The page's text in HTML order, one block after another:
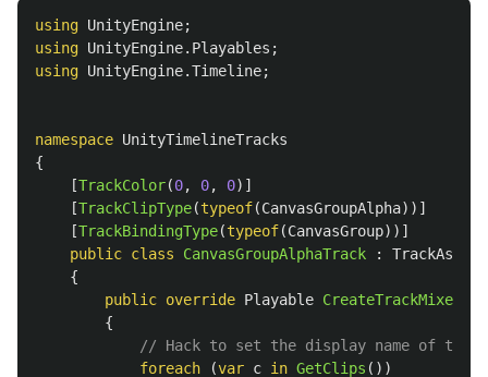
using UnityEngine;
using UnityEngine.Playables ;
using UnityEngine.Timeline;
namespace UnityTimelineTracks
{
[TrackColor(0, 0, 0)]
[TrackClipType(typeof(CanvasGroupAlpha))]
[TrackBindingType(typeof(CanvasGroup))]
public class CanvasGroupAlphaTrack :
TrackAsset
{
public override Playable CreateTrackMixer
{
// Hack to set the display name of the
foreach
(var c in GetClips ())